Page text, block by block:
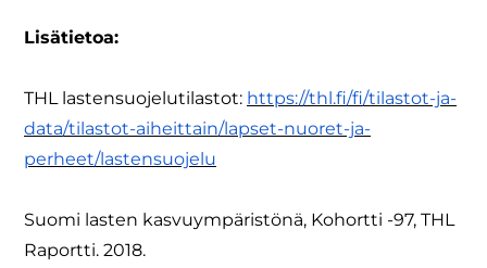
Lisätietoa:
THL lastensuojelutilastot: https://thl.fi/fi/tilastot-ja-
data/tilastot-aiheittain/lapset-nuoret-ja-
perheet/lastensuojelu
Suomi lasten kasvuympäristönä, Kohortti -97, THL
Raportti. 2018.